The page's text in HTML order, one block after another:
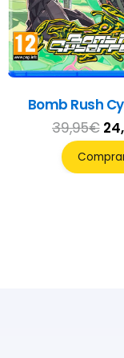
Bomb Rush
39,95€ El